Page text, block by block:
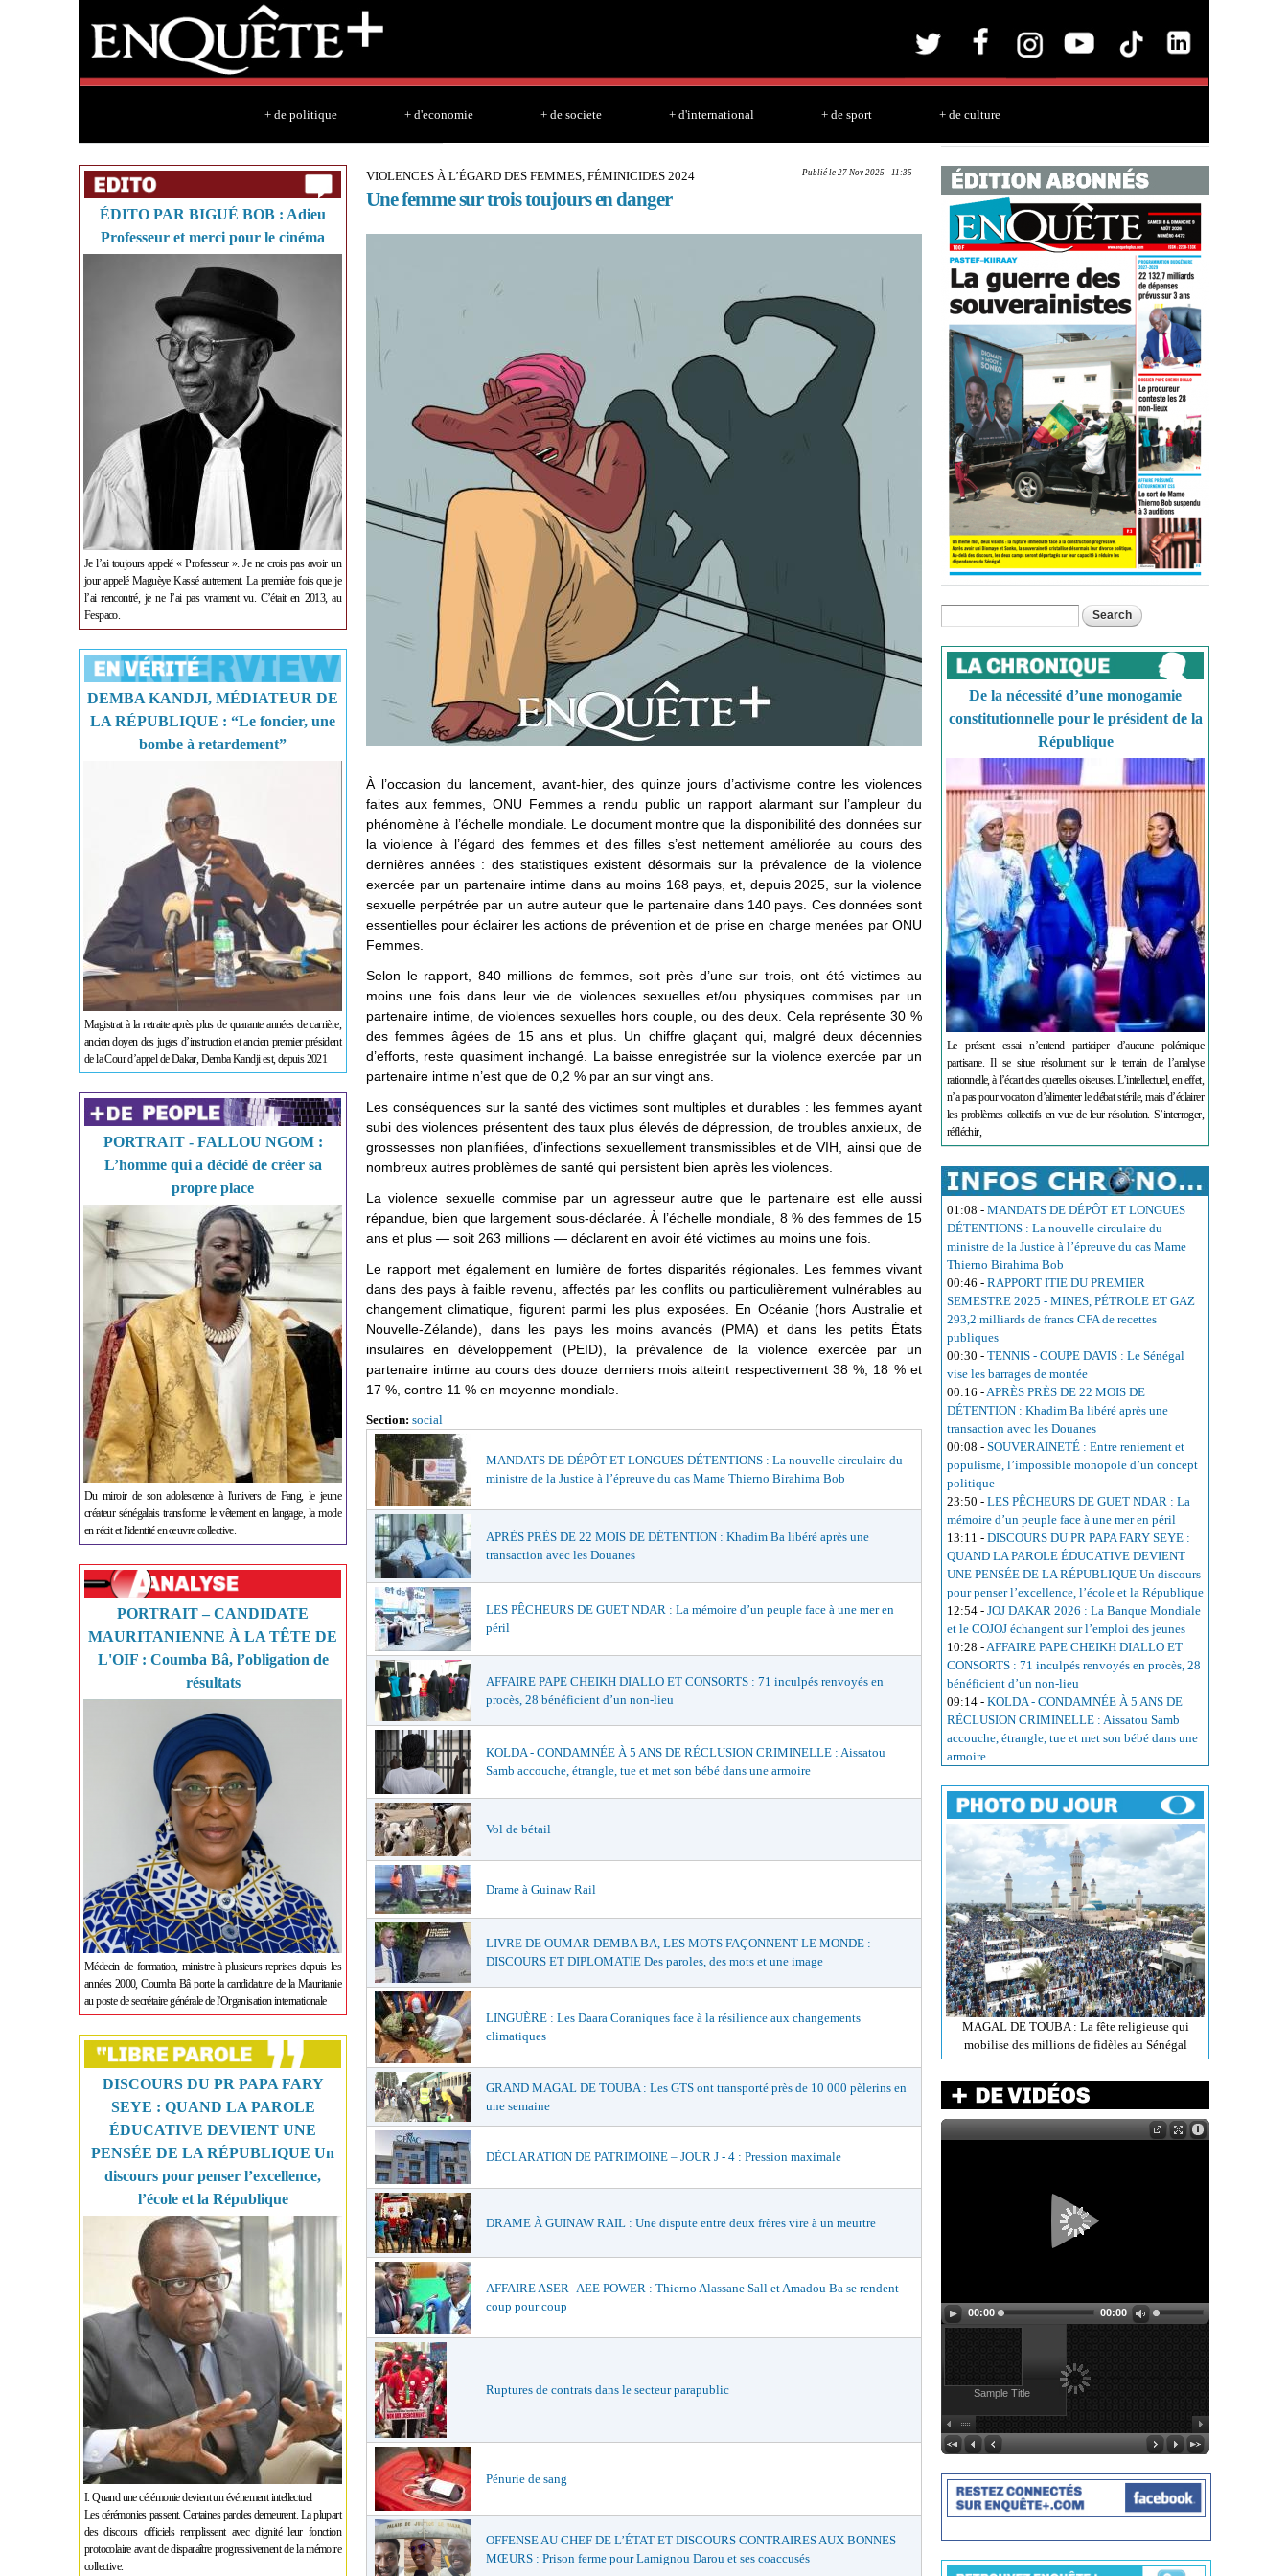
+ de politique + d'economie + de societe + d'international + de sport + de culture
ÉDITO PAR BIGUÉ BOB : Adieu
Professeur et merci pour le cinéma
Je l’ai toujours appelé « Professeur ». Je ne crois pas avoir un
jour appelé Maguèye Kassé autrement. La première fois que je
l’ai rencontré, je ne l’ai pas vraiment vu. C’était en 2013, au
Fespaco.
DEMBA KANDJI, MÉDIATEUR DE
LA RÉPUBLIQUE : “Le foncier, une
bombe à retardement”
Magistrat à la retraite après plus de quarante années de carrière,
ancien doyen des juges d’instruction et ancien premier président
de la Cour d’appel de Dakar, Demba Kandji est, depuis 2021
PORTRAIT - FALLOU NGOM :
L’homme qui a décidé de créer sa
propre place
Du miroir de son adolescence à l'univers de Fang, le jeune
créateur sénégalais transforme le vêtement en langage, la mode
en récit et l'identité en œuvre collective.
PORTRAIT – CANDIDATE
MAURITANIENNE À LA TÊTE DE
L'OIF : Coumba Bâ, l’obligation de
résultats
Médecin de formation, ministre à plusieurs reprises depuis les
années 2000, Coumba Bâ porte la candidature de la Mauritanie
au poste de secrétaire générale de l'Organisation internationale
DISCOURS DU PR PAPA FARY
SEYE : QUAND LA PAROLE
ÉDUCATIVE DEVIENT UNE
PENSÉE DE LA RÉPUBLIQUE Un
discours pour penser l’excellence,
l’école et la République
I. Quand une cérémonie devient un événement intellectuel
Les cérémonies passent. Certaines paroles demeurent. La plupart
des discours officiels remplissent avec dignité leur fonction
protocolaire avant de disparaître progressivement de la mémoire
collective.
Publié le 27 Nov 2025 - 11:35
VIOLENCES À L’ÉGARD DES FEMMES, FÉMINICIDES 2024
Une femme sur trois toujours en danger
À l’occasion du lancement, avant-hier, des quinze jours d’activisme contre les violences
faites aux femmes, ONU Femmes a rendu public un rapport alarmant sur l’ampleur du
phénomène à l’échelle mondiale. Le document montre que la disponibilité des données sur
la violence à l’égard des femmes et des filles s’est nettement améliorée au cours des
dernières années : des statistiques existent désormais sur la prévalence de la violence
exercée par un partenaire intime dans au moins 168 pays, et, depuis 2025, sur la violence
sexuelle perpétrée par un autre auteur que le partenaire dans 140 pays. Ces données sont
essentielles pour éclairer les actions de prévention et de prise en charge menées par ONU
Femmes.
Selon le rapport, 840 millions de femmes, soit près d’une sur trois, ont été victimes au
moins une fois dans leur vie de violences sexuelles et/ou physiques commises par un
partenaire intime, de violences sexuelles hors couple, ou des deux. Cela représente 30 %
des femmes âgées de 15 ans et plus. Un chiffre glaçant qui, malgré deux décennies
d’efforts, reste quasiment inchangé. La baisse enregistrée sur la violence exercée par un
partenaire intime n’est que de 0,2 % par an sur vingt ans.
Les conséquences sur la santé des victimes sont multiples et durables : les femmes ayant
subi des violences présentent des taux plus élevés de dépression, de troubles anxieux, de
grossesses non planifiées, d’infections sexuellement transmissibles et de VIH, ainsi que de
nombreux autres problèmes de santé qui persistent bien après les violences.
La violence sexuelle commise par un agresseur autre que le partenaire est elle aussi
répandue, bien que largement sous-déclarée. À l’échelle mondiale, 8 % des femmes de 15
ans et plus — soit 263 millions — déclarent en avoir été victimes au moins une fois.
Le rapport met également en lumière de fortes disparités régionales. Les femmes vivant
dans des pays à faible revenu, affectés par les conflits ou particulièrement vulnérables au
changement climatique, figurent parmi les plus exposées. En Océanie (hors Australie et
Nouvelle-Zélande), dans les pays les moins avancés (PMA) et dans les petits États
insulaires en développement (PEID), la prévalence de la violence exercée par un
partenaire intime au cours des douze derniers mois atteint respectivement 38 %, 18 % et
17 %, contre 11 % en moyenne mondiale.
Section: social
MANDATS DE DÉPÔT ET LONGUES DÉTENTIONS : La nouvelle circulaire du
ministre de la Justice à l’épreuve du cas Mame Thierno Birahima Bob
APRÈS PRÈS DE 22 MOIS DE DÉTENTION : Khadim Ba libéré après une
transaction avec les Douanes
LES PÊCHEURS DE GUET NDAR : La mémoire d’un peuple face à une mer en
péril
AFFAIRE PAPE CHEIKH DIALLO ET CONSORTS : 71 inculpés renvoyés en
procès, 28 bénéficient d’un non-lieu
KOLDA - CONDAMNÉE À 5 ANS DE RÉCLUSION CRIMINELLE : Aissatou
Samb accouche, étrangle, tue et met son bébé dans une armoire
Vol de bétail
Drame à Guinaw Rail
LIVRE DE OUMAR DEMBA BA, LES MOTS FAÇONNENT LE MONDE :
DISCOURS ET DIPLOMATIE Des paroles, des mots et une image
LINGUÈRE : Les Daara Coraniques face à la résilience aux changements
climatiques
GRAND MAGAL DE TOUBA : Les GTS ont transporté près de 10 000 pèlerins en
une semaine
DÉCLARATION DE PATRIMOINE – JOUR J - 4 : Pression maximale
DRAME À GUINAW RAIL : Une dispute entre deux frères vire à un meurtre
AFFAIRE ASER–AEE POWER : Thierno Alassane Sall et Amadou Ba se rendent
coup pour coup
Ruptures de contrats dans le secteur parapublic
Pénurie de sang
OFFENSE AU CHEF DE L’ÉTAT ET DISCOURS CONTRAIRES AUX BONNES
MŒURS : Prison ferme pour Lamignou Darou et ses coaccusés
Search form
De la nécessité d’une monogamie
constitutionnelle pour le président de la
République
Le présent essai n’entend participer d’aucune polémique
partisane. Il se situe résolument sur le terrain de l’analyse
rationnelle, à l’écart des querelles oiseuses. L’intellectuel, en effet,
n’a pas pour vocation d’alimenter le débat stérile, mais d’éclairer
les problèmes collectifs en vue de leur résolution. S’interroger,
réfléchir,
01:08 - MANDATS DE DÉPÔT ET LONGUES
DÉTENTIONS : La nouvelle circulaire du
ministre de la Justice à l’épreuve du cas Mame
Thierno Birahima Bob
00:46 - RAPPORT ITIE DU PREMIER
SEMESTRE 2025 - MINES, PÉTROLE ET GAZ
293,2 milliards de francs CFA de recettes
publiques
00:30 - TENNIS - COUPE DAVIS : Le Sénégal
vise les barrages de montée
00:16 -APRÈS PRÈS DE 22 MOIS DE
DÉTENTION : Khadim Ba libéré après une
transaction avec les Douanes
00:08 - SOUVERAINETÉ : Entre reniement et
populisme, l’impossible monopole d’un concept
politique
23:50 - LES PÊCHEURS DE GUET NDAR : La
mémoire d’un peuple face à une mer en péril
13:11 - DISCOURS DU PR PAPA FARY SEYE :
QUAND LA PAROLE ÉDUCATIVE DEVIENT
UNE PENSÉE DE LA RÉPUBLIQUE Un discours
pour penser l’excellence, l’école et la République
12:54 - JOJ DAKAR 2026 : La Banque Mondiale
et le COJOJ échangent sur l’emploi des jeunes
10:28 -AFFAIRE PAPE CHEIKH DIALLO ET
CONSORTS : 71 inculpés renvoyés en procès, 28
bénéficient d’un non-lieu
09:14 - KOLDA - CONDAMNÉE À 5 ANS DE
RÉCLUSION CRIMINELLE : Aissatou Samb
accouche, étrangle, tue et met son bébé dans une
armoire
MAGAL DE TOUBA : La fête religieuse qui
mobilise des millions de fidèles au Sénégal
00:00 00:00
Sample Title